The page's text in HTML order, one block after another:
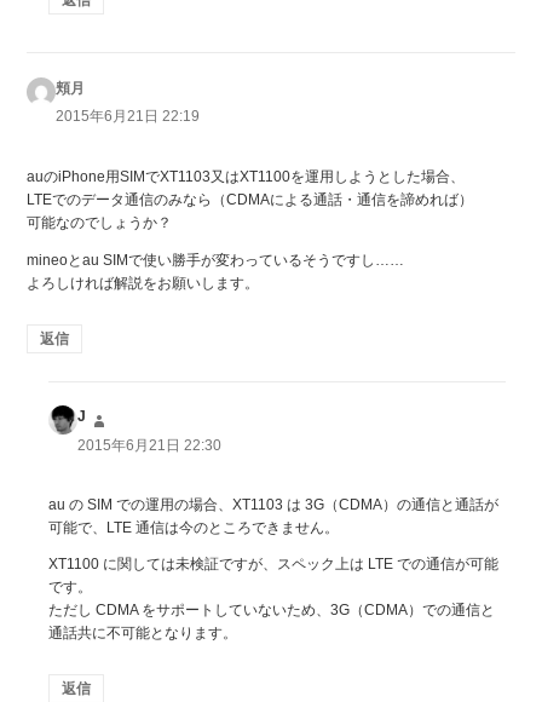
頬月
り:
2015年6月21日 22:19
auのiPhone用SIMでXT1103又はXT1100を運用しようとした場合、
LTEでのデータ通信のみなら（CDMAによる通話・通信を諦めれば）
可能なのでしょうか？
mineoとau SIMで使い勝手が変わっているそうですし……
よろしければ解説をお願いします。
返信
J
り:
2015年6月21日 22:30
au の SIM での運用の場合、XT1103 は 3G（CDMA）の通信と通話が
可能で、LTE 通信は今のところできません。
XT1100 に関しては未検証ですが、スペック上は LTE での通信が可能
です。
ただし CDMA をサポートしていないため、3G（CDMA）での通信と
通話共に不可能となります。
返信